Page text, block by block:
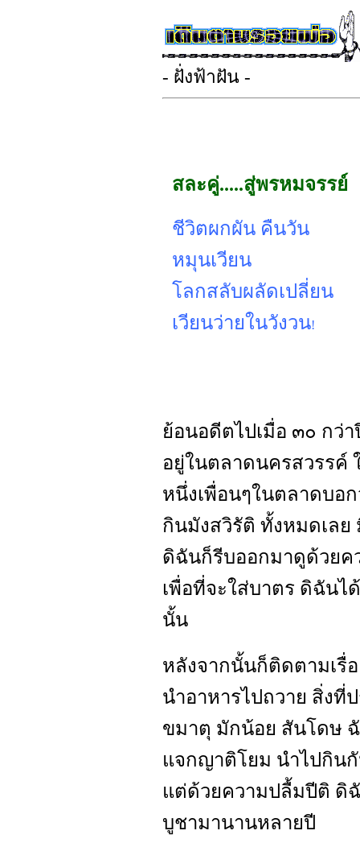
- ฝั่งฟ้าฝัน -
สละคู่.....สู่พรหมจรรย์
ชีวิตผกผัน คืนวัน
หมุนเวียน
โลกสลับผลัดเปลี่ยน
เวียนว่ายในวังวน!
ย้อนอดีตไปเมื่อ ๓๐ กว่
อยู่ในตลาดนครสวรรค์
หนึ่งเพื่อนๆในตลาดบอก
กินมังสวิรัติ ทั้งหมดเล
ดิฉันก็รีบออกมาดูด้วยค
เพื่อที่จะใส่บาตร ดิฉันไ
นั้น
หลังจากนั้นก็ติดตามเรื่
นำอาหารไปถวาย สิ่ง
ขมาตุ มักน้อย สันโดษ ฉั
แจกญาติโยม นำไปกิน
แต่ด้วยความปลื้มปีติ ดิ
บูชามานานหลายปี